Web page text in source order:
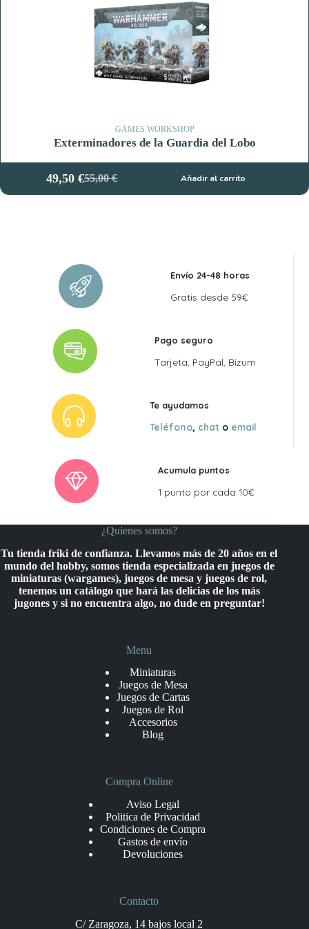
GAMES WORKSHOP
Exterminadores de la Guardia del Lobo
55,00€
El
precio
49,50€El
precio
Añadir al carrito
Envío 24-48 horas
Gratis desde 59€
Pago seguro
Tarjeta, PayPal, Bizum
Te ayudamos
Teléfono, chat o email
Acumula puntos
1 punto por cada 10€
¿Quienes somos?
Tu tienda friki de confianza. Llevamos más de 20 años en el
mundo del hobby, somos tienda especializada en juegos de
miniaturas (wargames), juegos de mesa y juegos de rol,
tenemos un catálogo que hará las delicias de los más
jugones y si no encuentra algo, no dude en preguntar!
Menu
Miniaturas
Juegos de Mesa
Juegos de Cartas
Juegos de Rol
Accesorios
Blog
Compra Online
Aviso Legal
Politica de Privacidad
Condiciones de Compra
Gastos de envío
Devoluciones
Contacto
C/ Zaragoza, 14 bajos local 2